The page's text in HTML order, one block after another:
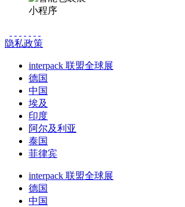
小程序
隐私政策
interpack 联盟全球展
德国
中国
埃及
印度
阿尔及利亚
泰国
菲律宾
interpack 联盟全球展
德国
中国